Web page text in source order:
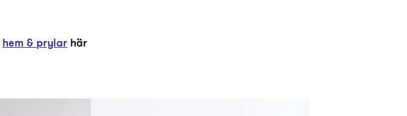
hem & prylar här